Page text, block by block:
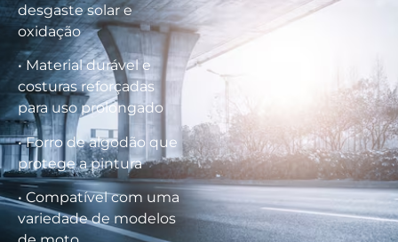
desgaste solar e
oxidação
• Material durável e
costuras reforçadas
para uso prolongado
• Forro de algodão que
protege a pintura
• Compatível com uma
variedade de modelos